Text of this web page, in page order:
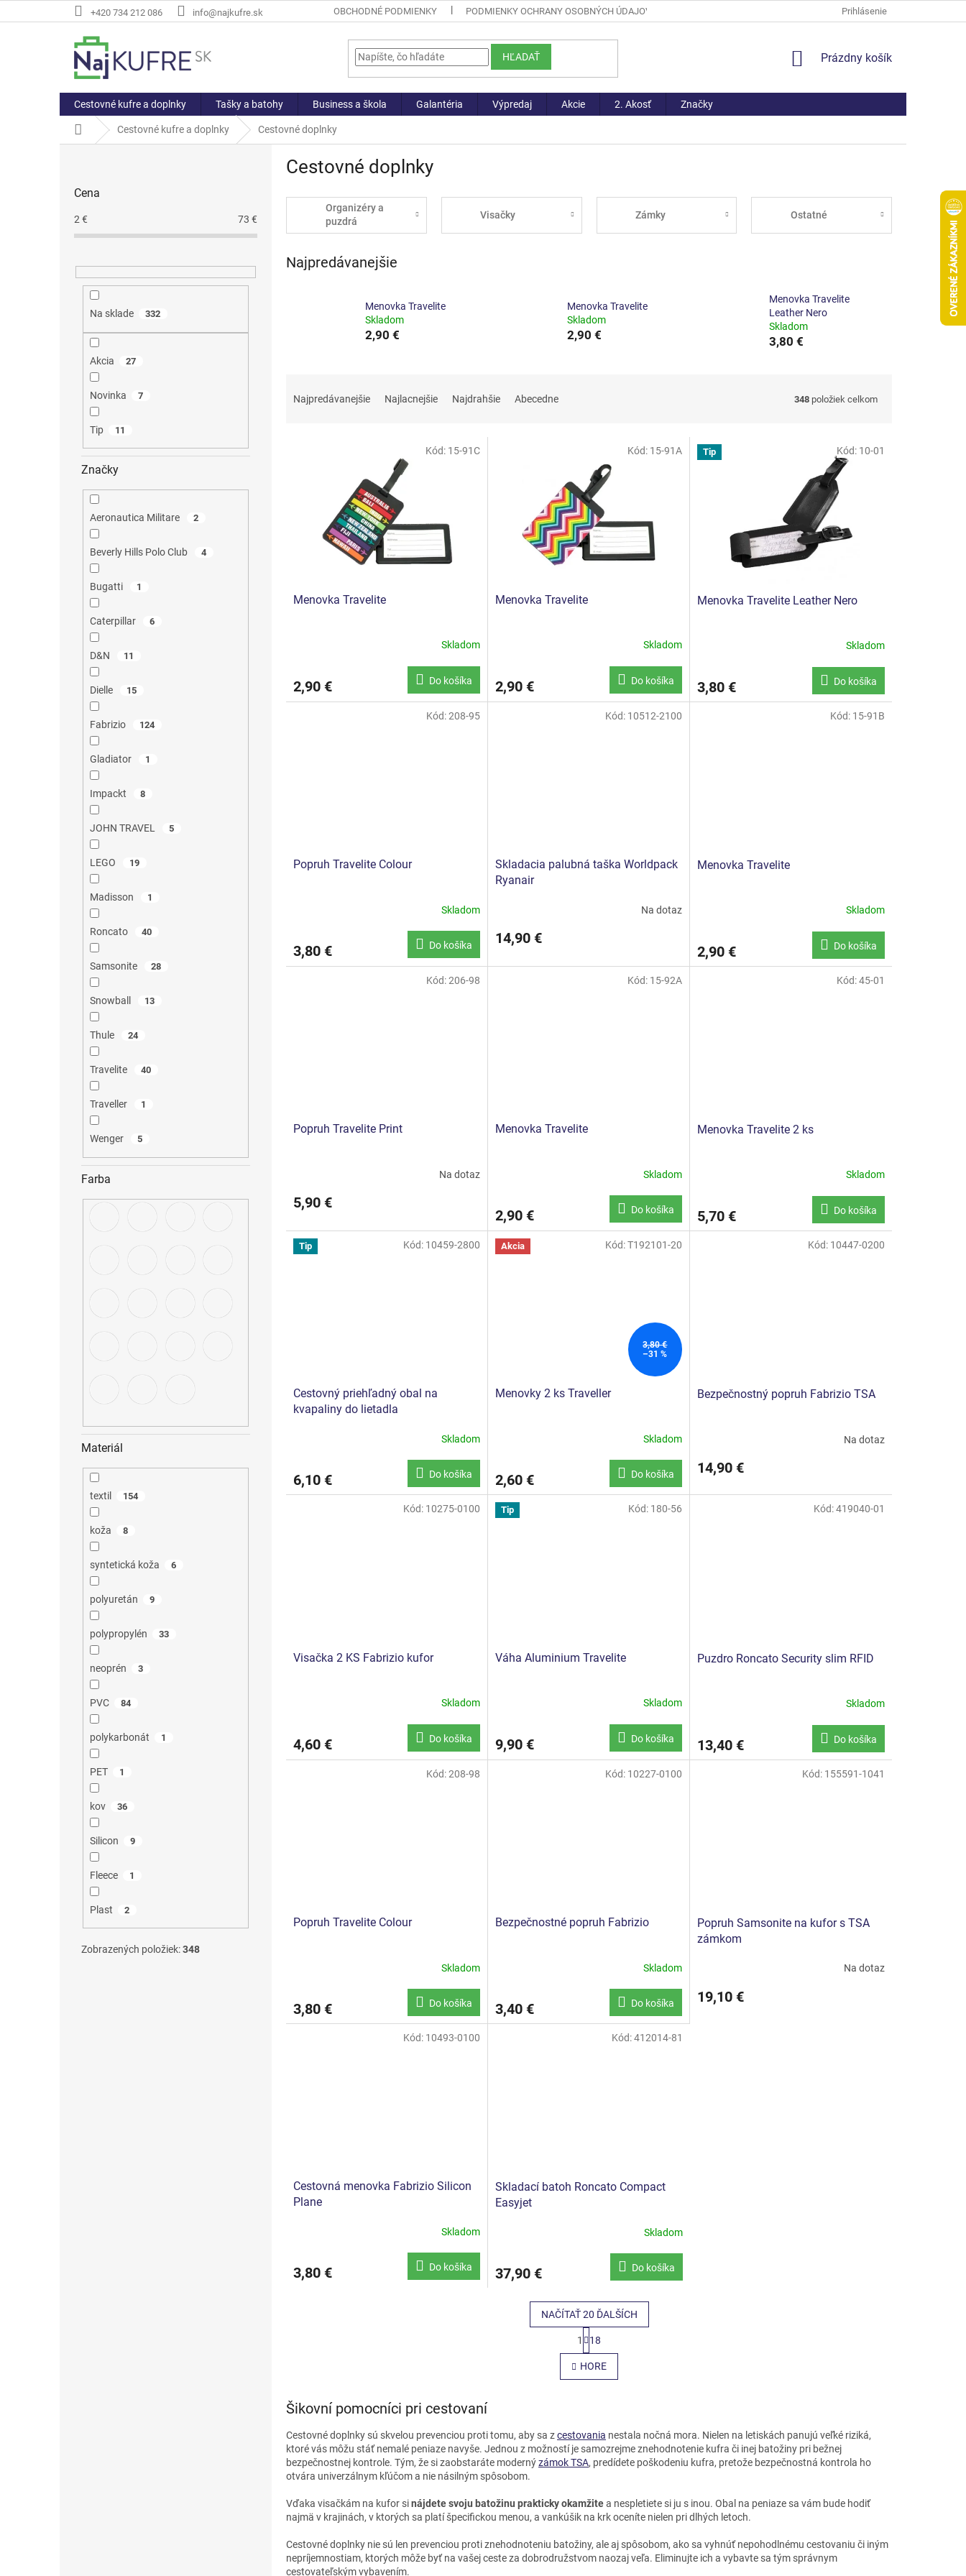
na
+420 734 212 086 info@najkufre.sk OBCHODNÉ PODMIENKY PODMIENKY OCHRANY OSOBNÝCH ÚDAJOV ČASTO KLADENÉ OTÁZKY
Prihlásenie
HĽADAŤ
NÁKUPNÝ
Prázdny košík
Cestovné kufre a doplnky Tašky a batohy Business a škola Galantéria Výpredaj Akcie 2. Akosť Značky
DomovCestovné kufre a doplnky Cestovné doplnky
Cena
2 € 73 €
Na sklade 332
Akcia 27
Novinka 7
Tip 11
Značky
Aeronautica Militare 2
Beverly Hills Polo Club 4
Bugatti 1
Caterpillar 6
D&N 11
Dielle 15
Fabrizio 124
Gladiator 1
Impackt 8
JOHN TRAVEL 5
LEGO 19
Madisson 1
Roncato 40
Samsonite 28
Snowball 13
Thule 24
Travelite 40
Traveller 1
Wenger 5
Farba
Materiál
textil 154
koža 8
syntetická koža 6
polyuretán 9
polypropylén 33
neoprén 3
PVC 84
polykarbonát 1
PET 1
kov 36
Silicon 9
Fleece 1
Plast 2
Zobrazených položiek:348
Cestovné doplnky
Organizéry a
puzdrá
Visačky Zámky Ostatné
Najpredávanejšie
Menovka Travelite
Skladom
2,90 €
Menovka Travelite
Skladom
2,90 €
Menovka Travelite
Leather Nero
Skladom
3,80 €
Najpredávanejšie Najlacnejšie Najdrahšie Abecedne 348 položiek celkom
Menovka Travelite
Skladom
2,90 € Do košíka
Kód: 15-91C
Menovka Travelite
Skladom
2,90 € Do košíka
Kód: 15-91A Tip
Menovka Travelite Leather Nero
Skladom
3,80 € Do košíka
Kód: 10-01
Popruh Travelite Colour
Skladom
3,80 € Do košíka
Kód:208-95
Skladacia palubná taška Worldpack
Ryanair
Na dotaz
14,90 €
Kód: 10512-2100
Menovka Travelite
Skladom
2,90 € Do košíka
Kód: 15-91B
Popruh Travelite Print
Na dotaz
5,90 €
Kód:206-98
Menovka Travelite
Skladom
2,90 € Do košíka
Kód: 15-92A
Menovka Travelite 2 ks
Skladom
5,70 € Do košíka
Kód:45-01
Tip
Cestovný priehľadný obal na
kvapaliny do lietadla
Skladom
6,10 € Do košíka
Kód: 10459-2800 Akcia
3,80 €
–31 %
Menovky 2 ks Traveller
Skladom
2,60 € Do košíka
Kód:T192101-20
Bezpečnostný popruh Fabrizio TSA
Na dotaz
14,90 €
Kód: 10447-0200
Visačka 2 KS Fabrizio kufor
Skladom
4,60 € Do košíka
Kód: 10275-0100 Tip
Váha Aluminium Travelite
je
5,0
Skladom
9,90 € Do košíka
Kód: 180-56
Puzdro Roncato Security slim RFID
Skladom
13,40 € Do košíka
Kód:419040-01
Popruh Travelite Colour
Skladom
3,80 € Do košíka
Kód:208-98
Bezpečnostné popruh Fabrizio
Skladom
3,40 € Do košíka
Kód: 10227-0100
Popruh Samsonite na kufor s TSA
zámkom
Na dotaz
19,10 €
Kód: 155591-1041
Cestovná menovka Fabrizio Silicon
Plane
Skladom
3,80 € Do košíka
Kód: 10493-0100
Skladací batoh Roncato Compact
Easyjet
Skladom
37,90 € Do košíka
Kód:412014-81
O
v
l
i
e
p
v
k
y
ý
p
NAČÍTAŤ 20 ĎALŠÍCH
r
á
n
a
n
i
e
1 18
HORE
Šikovní pomocníci pri cestovaní
Cestovné doplnky sú skvelou prevenciou proti tomu, aby sa zcestovania nestala nočná mora. Nielen na letiskách panujú veľké riziká,
ktoré vás môžu stáť nemalé peniaze navyše. Jednou z možností je samozrejme znehodnotenie kufra či inej batožiny pri bežnej
bezpečnostnej kontrole. Tým, že si zaobstaráte modernýzámok TSA, predídete poškodeniu kufra, pretože bezpečnostná kontrola ho
otvára univerzálnym kľúčom a nie násilným spôsobom.
Vďaka visačkám na kufor sinájdete svoju batožinu prakticky okamžitea nespletiete si ju s inou. Obal na peniaze sa vám bude hodiť
najmä v krajinách, v ktorých sa platí špecifickou menou, a vankúšik na krk oceníte nielen pri dlhých letoch.
Cestovné doplnky nie sú len prevenciou proti znehodnoteniu batožiny, ale aj spôsobom, ako sa vyhnúť nepohodlnému cestovaniu či iným
nepríjemnostiam, ktorých môže byť na vašej ceste za dobrodružstvom naozaj veľa. Eliminujte ich a vybavte sa tým správnym
cestovateľským vybavením.